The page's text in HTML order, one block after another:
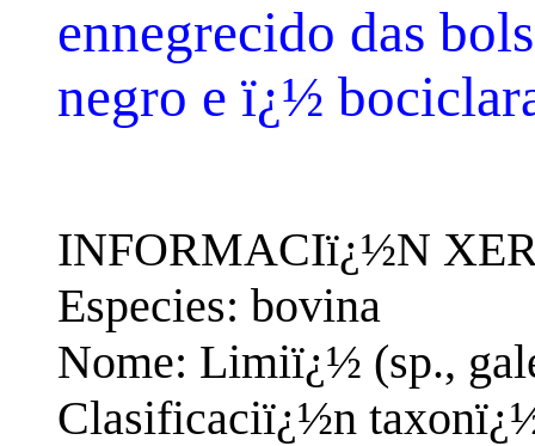
ennegrecido das
negro e ï¿½
INFORMACIï¿½N
Especies: bovina
Nome: Limiï¿½ (sp.,
Clasificaciï¿½n